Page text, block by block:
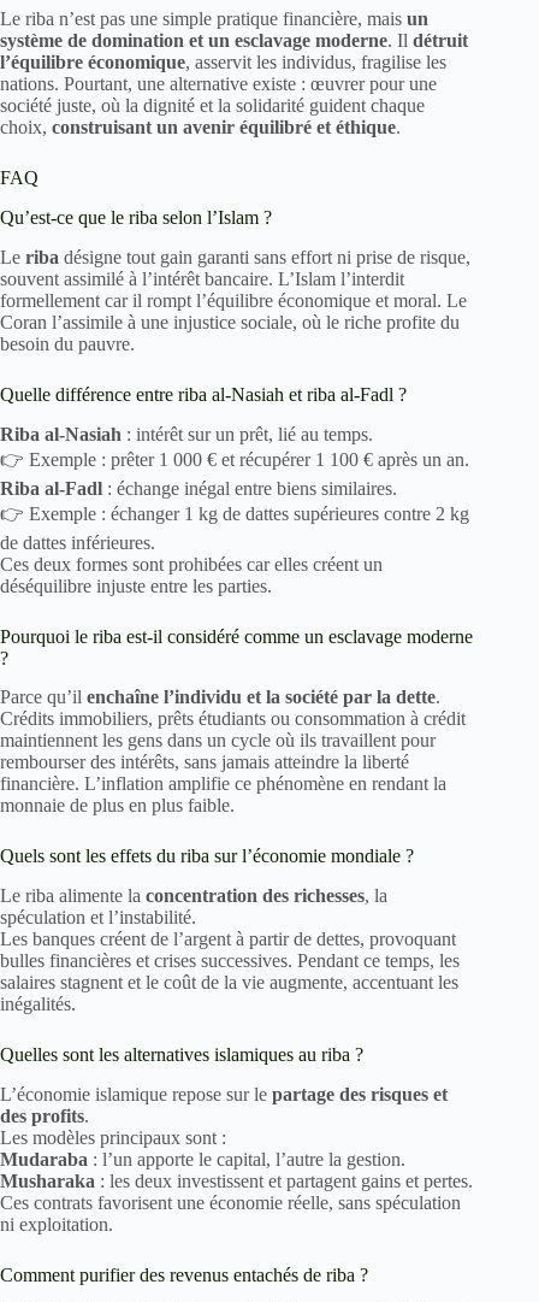
Le riba n’est pas une simple pratique financière, mais un
système de domination et un esclavage moderne. Il détruit
l’équilibre économique, asservit les individus, fragilise les
nations. Pourtant, une alternative existe : œuvrer pour une
société juste, où la dignité et la solidarité guident chaque
choix, construisant un avenir équilibré et éthique.
FAQ
Qu’est-ce que le riba selon l’Islam ?
Le riba désigne tout gain garanti sans effort ni prise de risque,
souvent assimilé à l’intérêt bancaire. L’Islam l’interdit
formellement car il rompt l’équilibre économique et moral. Le
Coran l’assimile à une injustice sociale, où le riche profite du
besoin du pauvre.
Quelle différence entre riba al-Nasiah et riba al-Fadl ?
Riba al-Nasiah : intérêt sur un prêt, lié au temps.
👉 Exemple : prêter 1 000 € et récupérer 1 100 € après un an.
Riba al-Fadl : échange inégal entre biens similaires.
👉 Exemple : échanger 1 kg de dattes supérieures contre 2 kg
de dattes inférieures.
Ces deux formes sont prohibées car elles créent un
déséquilibre injuste entre les parties.
Pourquoi le riba est-il considéré comme un esclavage moderne
?
Parce qu’il enchaîne l’individu et la société par la dette.
Crédits immobiliers, prêts étudiants ou consommation à crédit
maintiennent les gens dans un cycle où ils travaillent pour
rembourser des intérêts, sans jamais atteindre la liberté
financière. L’inflation amplifie ce phénomène en rendant la
monnaie de plus en plus faible.
Quels sont les effets du riba sur l’économie mondiale ?
Le riba alimente la concentration des richesses, la
spéculation et l’instabilité.
Les banques créent de l’argent à partir de dettes, provoquant
bulles financières et crises successives. Pendant ce temps, les
salaires stagnent et le coût de la vie augmente, accentuant les
inégalités.
Quelles sont les alternatives islamiques au riba ?
L’économie islamique repose sur le partage des risques et
des profits.
Les modèles principaux sont :
Mudaraba : l’un apporte le capital, l’autre la gestion.
Musharaka : les deux investissent et partagent gains et pertes.
Ces contrats favorisent une économie réelle, sans spéculation
ni exploitation.
Comment purifier des revenus entachés de riba ?